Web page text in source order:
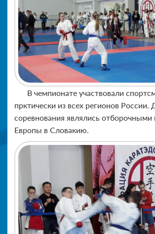
В чемпионате участвовали
прктически из всех регионов России.
соревнования являлись
Европы в Словакию.